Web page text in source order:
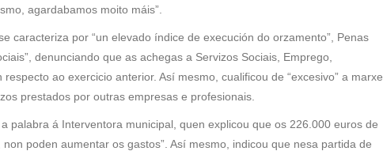
agardabamos moito máis”.
caracteriza por “un elevado índice de execución do orzamento”, Penas
denunciando que as achegas a Servizos Sociais, Emprego,
ao exercicio anterior. Así mesmo, cualificou de “excesivo” a marxe
prestados por outras empresas e profesionais.
palabra á Interventora municipal, quen explicou que os 226.000 euros de
poden aumentar os gastos”. Así mesmo, indicou que nesa partida de